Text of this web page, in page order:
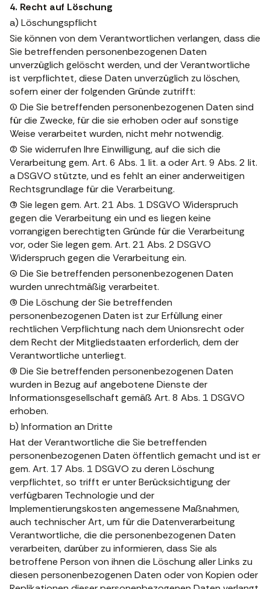
4. Recht auf Löschung
a) Löschungspflicht
Sie können von dem Verantwortlichen verlangen, dass die
Sie betreffenden personenbezogenen Daten
unverzüglich gelöscht werden, und der Verantwortliche
ist verpflichtet, diese Daten unverzüglich zu löschen,
sofern einer der folgenden Gründe zutrifft:
(1) Die Sie betreffenden personenbezogenen Daten sind
für die Zwecke, für die sie erhoben oder auf sonstige
Weise verarbeitet wurden, nicht mehr notwendig.
(2) Sie widerrufen Ihre Einwilligung, auf die sich die
Verarbeitung gem. Art. 6 Abs. 1 lit. a oder Art. 9 Abs. 2 lit.
a DSGVO stützte, und es fehlt an einer anderweitigen
Rechtsgrundlage für die Verarbeitung.
(3) Sie legen gem. Art. 21 Abs. 1 DSGVO Widerspruch
gegen die Verarbeitung ein und es liegen keine
vorrangigen berechtigten Gründe für die Verarbeitung
vor, oder Sie legen gem. Art. 21 Abs. 2 DSGVO
Widerspruch gegen die Verarbeitung ein.
(4) Die Sie betreffenden personenbezogenen Daten
wurden unrechtmäßig verarbeitet.
(5) Die Löschung der Sie betreffenden
personenbezogenen Daten ist zur Erfüllung einer
rechtlichen Verpflichtung nach dem Unionsrecht oder
dem Recht der Mitgliedstaaten erforderlich, dem der
Verantwortliche unterliegt.
(6) Die Sie betreffenden personenbezogenen Daten
wurden in Bezug auf angebotene Dienste der
Informationsgesellschaft gemäß Art. 8 Abs. 1 DSGVO
erhoben.
b) Information an Dritte
Hat der Verantwortliche die Sie betreffenden
personenbezogenen Daten öffentlich gemacht und ist er
gem. Art. 17 Abs. 1 DSGVO zu deren Löschung
verpflichtet, so trifft er unter Berücksichtigung der
verfügbaren Technologie und der
Implementierungskosten angemessene Maßnahmen,
auch technischer Art, um für die Datenverarbeitung
Verantwortliche, die die personenbezogenen Daten
verarbeiten, darüber zu informieren, dass Sie als
betroffene Person von ihnen die Löschung aller Links zu
diesen personenbezogenen Daten oder von Kopien oder